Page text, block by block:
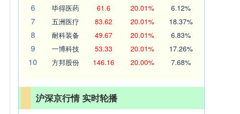
6 毕得医药 61.6 20.01% 6.12%
7 五洲医疗 83.62 20.01% 18.37%
8 耐科装备 49.67 20.01% 6.83%
9 一博科技 53.33 20.01% 17.26%
10 方邦股份 146.16 20.00% 7.68%
沪深京行情 实时轮播